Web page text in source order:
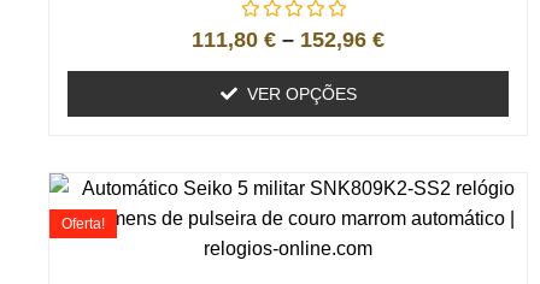
111,80 € – 152,96 €
VER OPÇÕES
Oferta!